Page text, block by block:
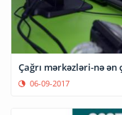
Çağrı mərkəzləri-nə
06-09-2017